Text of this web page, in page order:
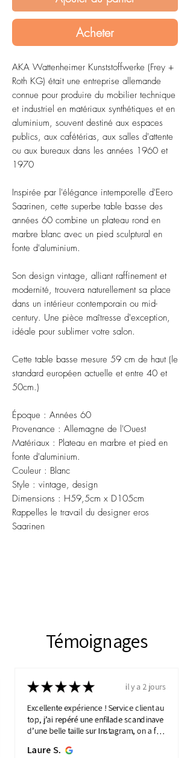
Témoignages
★★★★★
il y a 2 jours
Excellente expérience ! Service client au
top, j’ai repéré une enfilade scandinave
d’une belle taille sur Instagram, on a fait
plus...MONTRE PLUS
Laure S.
Acheter
AKA Wattenheimer Kunststoffwerke (Frey +
Roth KG) était une entreprise allemande
connue pour produire du mobilier technique
et industriel en matériaux synthétiques et en
aluminium, souvent destiné aux espaces
publics, aux cafétérias, aux salles d'attente
ou aux bureaux dans les années 1960 et
1970
Inspirée par l'élégance intemporelle d'Eero
Saarinen, cette superbe table basse des
années 60 combine un plateau rond en
marbre blanc avec un pied sculptural en
fonte d'aluminium.
Son design vintage, alliant raffinement et
modernité, trouvera naturellement sa place
dans un intérieur contemporain ou mid-
century. Une pièce maîtresse d'exception,
idéale pour sublimer votre salon.
Cette table basse mesure 59 cm de haut (le
standard européen actuelle et entre 40 et
50cm.)
Époque : Années 60
Provenance : Allemagne de l'Ouest
Matériaux : Plateau en marbre et pied en
fonte d'aluminium.
Couleur : Blanc
Style : vintage, design
Dimensions : H59,5cm x D105cm
Rappelles le travail du designer eros
Saarinen